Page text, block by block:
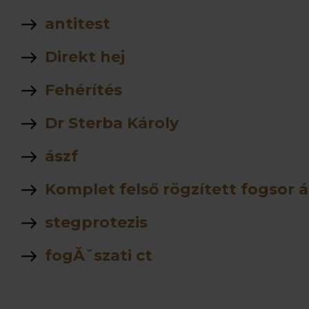
antitest
Direkt hej
Fehérítés
Dr Sterba Károly
ászf
Komplet felső rögzített fogsor
stegprotezis
fogĂˇszati ct